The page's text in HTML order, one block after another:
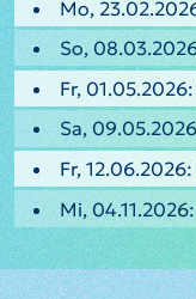
Mo,
So,
Fr,
Sa,
Fr,
Mi,